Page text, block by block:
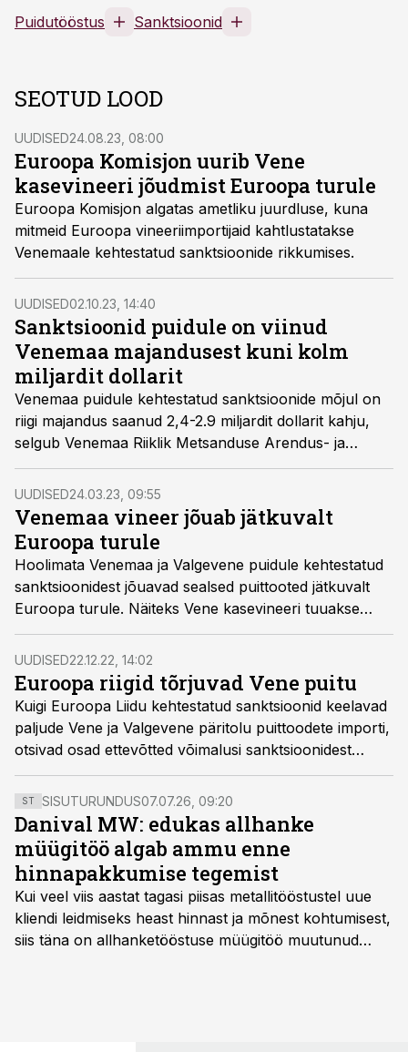
Puidutööstus Sanktsioonid
SEOTUD LOOD
UUDISED24.08.23, 08:00
Euroopa Komisjon uurib Vene
kasevineeri jõudmist Euroopa turule
Euroopa Komisjon algatas ametliku juurdluse, kuna
mitmeid Euroopa vineeriimportijaid kahtlustatakse
Venemaale kehtestatud sanktsioonide rikkumises.
UUDISED02.10.23, 14:40
Sanktsioonid puidule on viinud
Venemaa majandusest kuni kolm
miljardit dollarit
Venemaa puidule kehtestatud sanktsioonide mõjul on
riigi majandus saanud 2,4-2.9 miljardit dollarit kahju,
selgub Venemaa Riiklik Metsanduse Arendus- ja
Investeerimisagentuuri LLC analüüsist.
UUDISED24.03.23, 09:55
Venemaa vineer jõuab jätkuvalt
Euroopa turule
Hoolimata Venemaa ja Valgevene puidule kehtestatud
sanktsioonidest jõuavad sealsed puittooted jätkuvalt
Euroopa turule. Näiteks Vene kasevineeri tuuakse
Euroopasse Kasahstani, Türgi ja Hiina kaudu.
UUDISED22.12.22, 14:02
Euroopa riigid tõrjuvad Vene puitu
Kuigi Euroopa Liidu kehtestatud sanktsioonid keelavad
paljude Vene ja Valgevene päritolu puittoodete importi,
otsivad osad ettevõtted võimalusi sanktsioonidest
mööda pääseda. Enamasti üritatakse peita Vene puidu
päritolu mõne teise riigi „sildi“ taha.
ST SISUTURUNDUS07.07.26, 09:20
Danival MW: edukas allhanke
müügitöö algab ammu enne
hinnapakkumise tegemist
Kui veel viis aastat tagasi piisas metallitööstustel uue
kliendi leidmiseks heast hinnast ja mõnest kohtumisest,
siis täna on allhanketööstuse müügitöö muutunud